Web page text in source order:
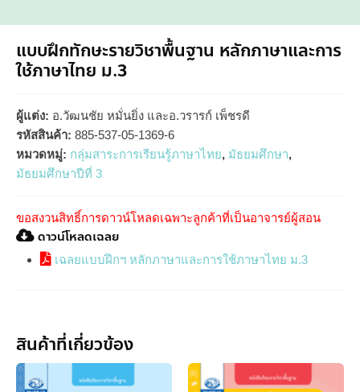
แบบฝึกทักษะรายวิชาพื้นฐาน หลักภาษาและการ
ใช้ภาษาไทย ม.3
ผู้แต่ง: อ.วัฒนชัย หมั่นยิ่ง และอ.วรารก์ เพ็ชรดี
รหัสสินค้า: 885-537-05-1369-6
หมวดหมู่: กลุ่มสาระการเรียนรู้ภาษาไทย, มัธยมศึกษา,
มัธยมศึกษาปีที่ 3
ขอสงวนสิทธิ์การดาวน์โหลดเฉพาะลูกค้าที่เป็นอาจารย์ผู้สอน
ดาวน์โหลดเฉลย
เฉลยแบบฝึกฯ หลักภาษาและการใช้ภาษาไทย ม.3
สินค้าที่เกี่ยวข้อง